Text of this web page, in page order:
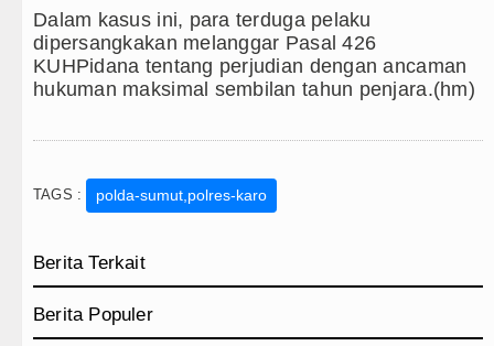
Dalam kasus ini, para terduga pelaku
dipersangkakan melanggar Pasal 426
KUHPidana tentang perjudian dengan ancaman
hukuman maksimal sembilan tahun penjara.(hm)
TAGS : polda-sumut,polres-karo
Berita Terkait
Berita Populer